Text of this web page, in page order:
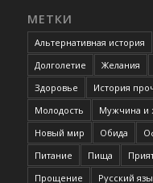
МЕТКИ
Альтернативная история
Долголетие
Желания
Здоровье
История
Молодость
Мужчина и
Новый мир
Обида
Питание
Пища
Прощение
Русский